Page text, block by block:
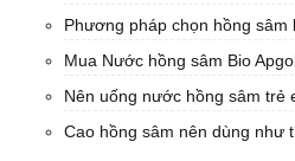
Phương pháp chọn hồng sâm
Mua Nước hồng sâm Bio
Nên uống nước hồng sâm trẻ
Cao hồng sâm nên dùng như